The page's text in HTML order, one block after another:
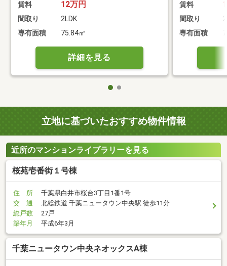
賃料 12万円
間取り
2LDK
専有面積
75.84㎡
詳細を見る
賃料
間取り
専有面積
立地に基づいたおすすめ物件情報
近所のマンションライブラリーを見る
桜苑壱番街１号棟
住 所
千葉県白井市桜台3丁目1番1号
交 通
北総鉄道 千葉ニュータウン中央駅 徒歩11分
総戸数
27戸
築年月
平成6年3月
千葉ニュータウン中央ネオックスA棟